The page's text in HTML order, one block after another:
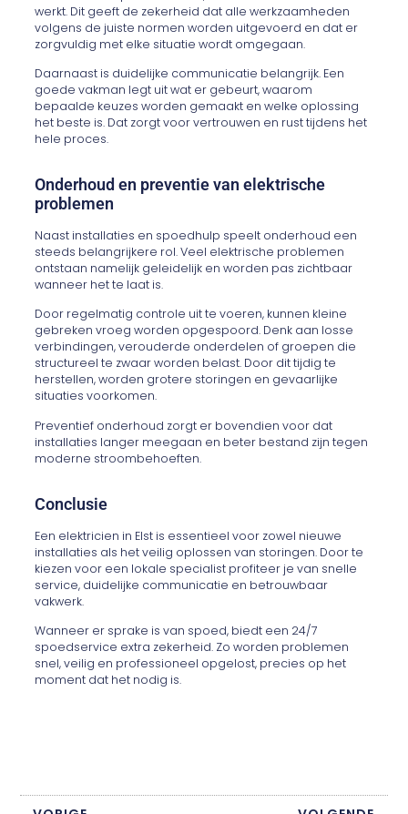
werkt. Dit geeft de zekerheid dat alle werkzaamheden
volgens de juiste normen worden uitgevoerd en dat er
zorgvuldig met elke situatie wordt omgegaan.
Daarnaast is duidelijke communicatie belangrijk. Een
goede vakman legt uit wat er gebeurt, waarom
bepaalde keuzes worden gemaakt en welke oplossing
het beste is. Dat zorgt voor vertrouwen en rust tijdens het
hele proces.
Onderhoud en preventie van elektrische
problemen
Naast installaties en spoedhulp speelt onderhoud een
steeds belangrijkere rol. Veel elektrische problemen
ontstaan namelijk geleidelijk en worden pas zichtbaar
wanneer het te laat is.
Door regelmatig controle uit te voeren, kunnen kleine
gebreken vroeg worden opgespoord. Denk aan losse
verbindingen, verouderde onderdelen of groepen die
structureel te zwaar worden belast. Door dit tijdig te
herstellen, worden grotere storingen en gevaarlijke
situaties voorkomen.
Preventief onderhoud zorgt er bovendien voor dat
installaties langer meegaan en beter bestand zijn tegen
moderne stroombehoeften.
Conclusie
Een elektricien in Elst is essentieel voor zowel nieuwe
installaties als het veilig oplossen van storingen. Door te
kiezen voor een lokale specialist profiteer je van snelle
service, duidelijke communicatie en betrouwbaar
vakwerk.
Wanneer er sprake is van spoed, biedt een 24/7
spoedservice extra zekerheid. Zo worden problemen
snel, veilig en professioneel opgelost, precies op het
moment dat het nodig is.